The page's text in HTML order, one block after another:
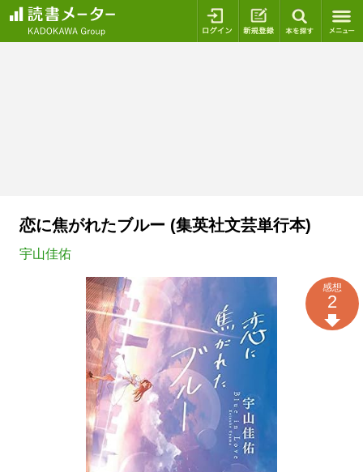
ログイン 新規登録
恋に焦がれたブルー (集英社文芸単行本)
宇山佳佑
感想
2